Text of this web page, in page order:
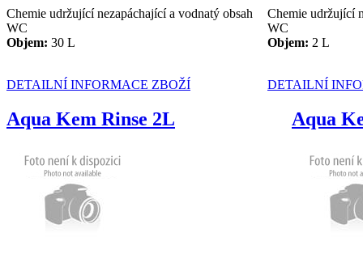
Chemie udržující nezapáchající a vodnatý obsah
WC
Objem: 30 L
Chemie udržující
WC
Objem: 2 L
DETAILNÍ INFORMACE ZBOŽÍ DETAILNÍ
Aqua Kem Rinse 2L Aqua